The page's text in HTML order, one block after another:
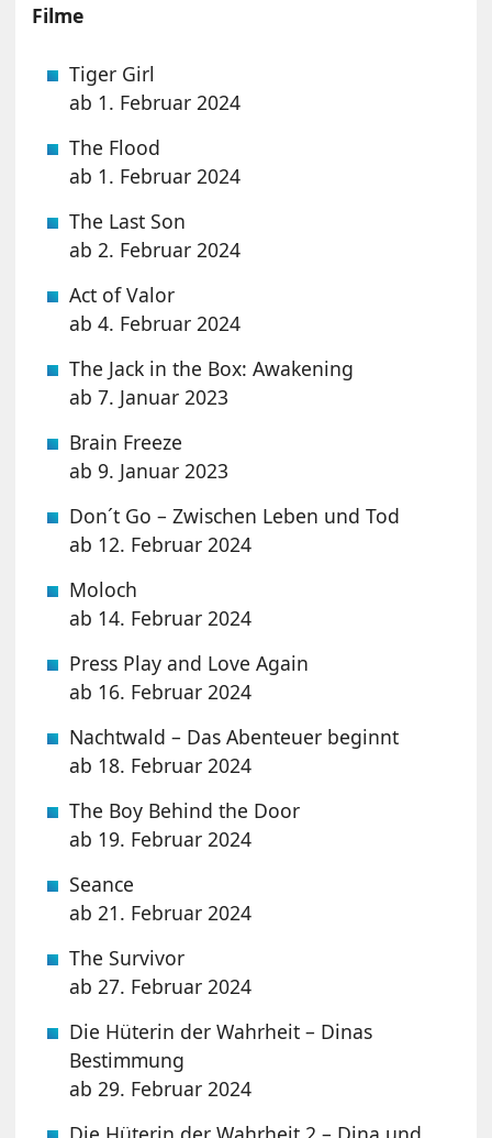
Filme
Tiger Girl
ab 1. Februar 2024
The Flood
ab 1. Februar 2024
The Last Son
ab 2. Februar 2024
Act of Valor
ab 4. Februar 2024
The Jack in the Box: Awakening
ab 7. Januar 2023
Brain Freeze
ab 9. Januar 2023
Don´t Go – Zwischen Leben und Tod
ab 12. Februar 2024
Moloch
ab 14. Februar 2024
Press Play and Love Again
ab 16. Februar 2024
Nachtwald – Das Abenteuer beginnt
ab 18. Februar 2024
The Boy Behind the Door
ab 19. Februar 2024
Seance
ab 21. Februar 2024
The Survivor
ab 27. Februar 2024
Die Hüterin der Wahrheit – Dinas
Bestimmung
ab 29. Februar 2024